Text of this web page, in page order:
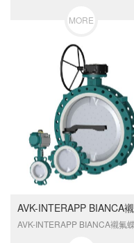
MORE